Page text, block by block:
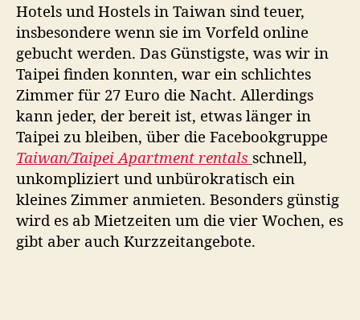
Hotels und Hostels in Taiwan sind teuer,
insbesondere wenn sie im Vorfeld online
gebucht werden. Das Günstigste, was wir in
Taipei finden konnten, war ein schlichtes
Zimmer für 27 Euro die Nacht. Allerdings
kann jeder, der bereit ist, etwas länger in
Taipei zu bleiben, über die Facebookgruppe
Taiwan/Taipei Apartment rentals schnell,
unkompliziert und unbürokratisch ein
kleines Zimmer anmieten. Besonders günstig
wird es ab Mietzeiten um die vier Wochen, es
gibt aber auch Kurzzeitangebote.